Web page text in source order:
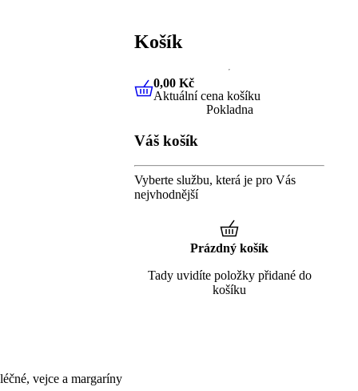
vejce a margaríny
Košík
0,00 KčAktuální cena košíku
0,00 Kč
Aktuální cena košíku
Pokladna
Váš košík
Vyberte službu, která je pro Vás
nejvhodnější
Prázdný košík
Tady uvidíte položky přidané do
košíku